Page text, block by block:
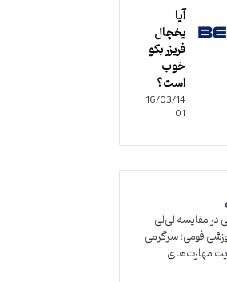
آیا
یخچال
فریزر بکو
خوب
است؟
16/03/14
01
درمقایسه لی‌لی
فومی؛ سرگرمی
مهارت‌های